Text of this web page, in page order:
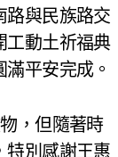
路與民族路交
工動土祈福典
平安完成。
，但隨著時
特別感謝王惠